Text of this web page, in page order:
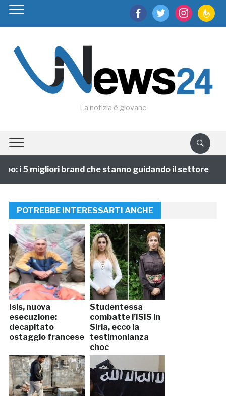
facebooktwitter instagram
La notizia è giovane
i 5 migliori brand che stanno guidando il settore
POTREBBE INTERESSARTI ANCHE
Isis, nuova
esecuzione:
decapitato
ostaggio francese
Studentessa
combatte l’ISIS in
Siria, ecco la
testimonianza
choc